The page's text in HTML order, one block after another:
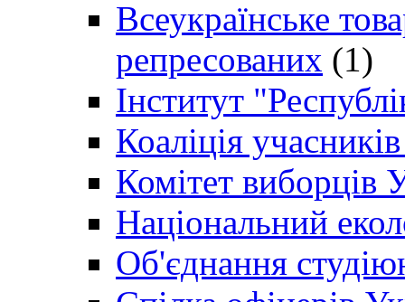
Всеукраїнське
репресованих (1)
Інститут
Коаліція
Комітет виборців
Національний
Об'єднання